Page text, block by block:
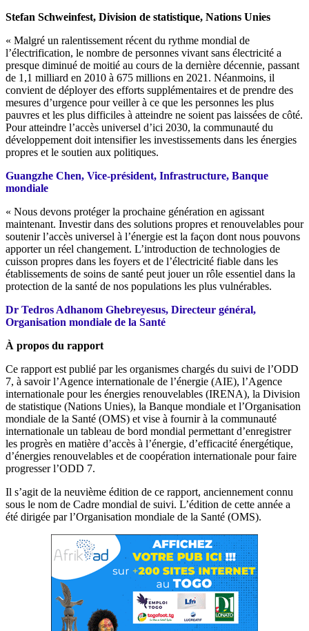
Stefan Schweinfest, Division de statistique, Nations Unies
« Malgré un ralentissement récent du rythme mondial de
l’électrification, le nombre de personnes vivant sans électricité a
presque diminué de moitié au cours de la dernière décennie, passant
de 1,1 milliard en 2010 à 675 millions en 2021. Néanmoins, il
convient de déployer des efforts supplémentaires et de prendre des
mesures d’urgence pour veiller à ce que les personnes les plus
pauvres et les plus difficiles à atteindre ne soient pas laissées de côté.
Pour atteindre l’accès universel d’ici 2030, la communauté du
développement doit intensifier les investissements dans les énergies
propres et le soutien aux politiques.
Guangzhe Chen, Vice-président, Infrastructure, Banque
mondiale
« Nous devons protéger la prochaine génération en agissant
maintenant. Investir dans des solutions propres et renouvelables pour
soutenir l’accès universel à l’énergie est la façon dont nous pouvons
apporter un réel changement. L’introduction de technologies de
cuisson propres dans les foyers et de l’électricité fiable dans les
établissements de soins de santé peut jouer un rôle essentiel dans la
protection de la santé de nos populations les plus vulnérables.
Dr Tedros Adhanom Ghebreyesus, Directeur général,
Organisation mondiale de la Santé
À propos du rapport
Ce rapport est publié par les organismes chargés du suivi de l’ODD
7, à savoir l’Agence internationale de l’énergie (AIE), l’Agence
internationale pour les énergies renouvelables (IRENA), la Division
de statistique (Nations Unies), la Banque mondiale et l’Organisation
mondiale de la Santé (OMS) et vise à fournir à la communauté
internationale un tableau de bord mondial permettant d’enregistrer
les progrès en matière d’accès à l’énergie, d’efficacité énergétique,
d’énergies renouvelables et de coopération internationale pour faire
progresser l’ODD 7.
Il s’agit de la neuvième édition de ce rapport, anciennement connu
sous le nom de Cadre mondial de suivi. L’édition de cette année a
été dirigée par l’Organisation mondiale de la Santé (OMS).